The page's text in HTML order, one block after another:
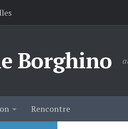
Borghino
Rencontre